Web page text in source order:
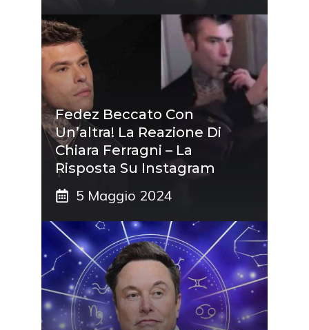
Fedez Beccato Con
Un’altra! La Reazione Di
Chiara Ferragni – La
Risposta Su Instagram
5 Maggio 2024